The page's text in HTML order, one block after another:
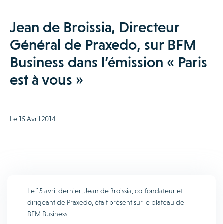
Jean de Broissia, Directeur
Général de Praxedo, sur BFM
Business dans l’émission « Paris
est à vous »
Le 15 Avril 2014
Le 15 avril dernier, Jean de Broissia, co-fondateur et
dirigeant de Praxedo, était présent sur le plateau de
BFM Business.